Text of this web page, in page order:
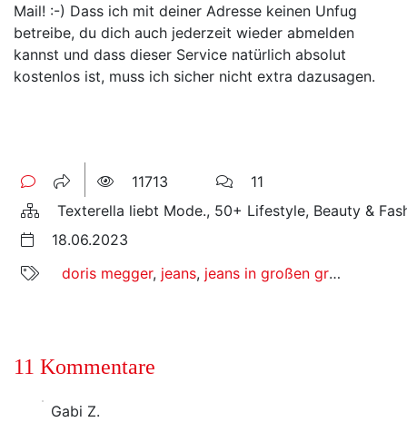
Mail! :-) Dass ich mit deiner Adresse keinen Unfug
betreibe, du dich auch jederzeit wieder abmelden
kannst und dass dieser Service natürlich absolut
kostenlos ist, muss ich sicher nicht extra dazusagen.
11713
11
Texterella liebt Mode., 50+ Lifestyle, Beauty &
18.06.2023
doris megger, jeans, jeans in großen größen
11 Kommentare
Gabi Z.